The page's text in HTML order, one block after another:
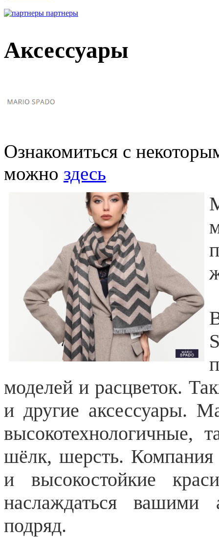
партнеры
Аксессуары
Ознакомиться с
можно здесь
моделей и расцветок.
и другие аксессуары.
шёлк, шерсть. Компания
и высокостойкие
наслаждаться вашими
подряд.